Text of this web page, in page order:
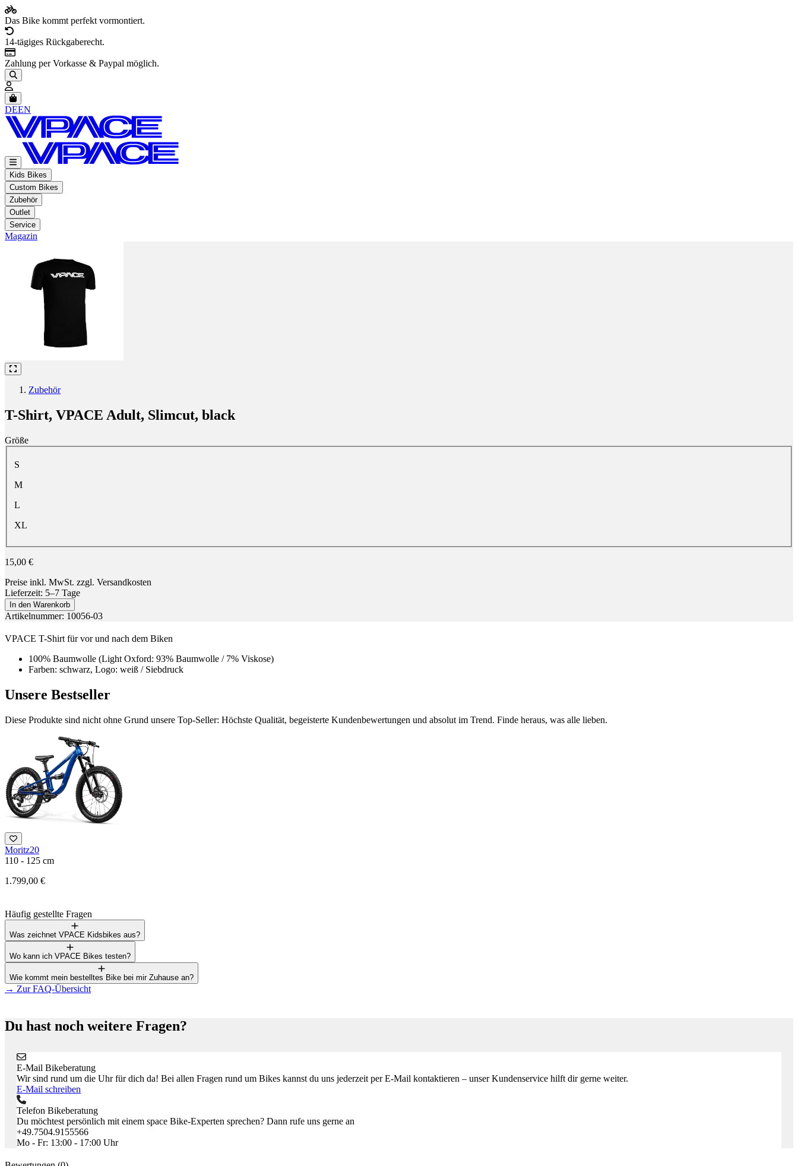
Das Bike kommt perfekt vormontiert.
14-tägiges Rückgaberecht.
Zahlung per Vorkasse & Paypal möglich.
Artikel im Warenkorb, Warenkorb anzeigen
DEEN
Kids Bikes
Custom Bikes
Zubehör
Outlet
Service
Magazin
Zubehör
T-Shirt, VPACE Adult, Slimcut, black
Größe
S
M
L
XL
15,00 €
Preise inkl. MwSt. zzgl. Versandkosten
Lieferzeit: 5–7 Tage
In den Warenkorb
Artikelnummer: 10056-03
VPACE T-Shirt für vor und nach dem Biken
100% Baumwolle (Light Oxford: 93% Baumwolle / 7% Viskose)
Farben: schwarz, Logo: weiß / Siebdruck
Unsere Bestseller
Diese Produkte sind nicht ohne Grund unsere Top-Seller: Höchste Qualität, begeisterte Kundenbewertungen und absolut im Trend. Finde heraus, was alle lieben.
Moritz20
110 - 125 cm
1.799,00 €
Häufig gestellte Fragen
Was zeichnet VPACE Kidsbikes aus?
Wo kann ich VPACE Bikes testen?
Wie kommt mein bestelltes Bike bei mir Zuhause an?
→ Zur FAQ-Übersicht
Du hast noch weitere Fragen?
E-Mail Bikeberatung
Wir sind rund um die Uhr für dich da! Bei allen Fragen rund um Bikes kannst du uns jederzeit per E-Mail kontaktieren – unser Kundenservice hilft dir gerne weiter.
E-Mail schreiben
Telefon Bikeberatung
Du möchtest persönlich mit einem space Bike-Experten sprechen? Dann rufe uns gerne an
+49.7504.9155566
Mo - Fr: 13:00 - 17:00 Uhr